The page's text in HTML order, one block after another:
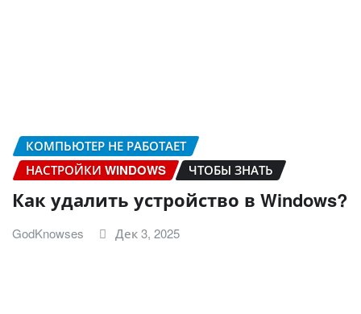
КОМПЬЮТЕР НЕ РАБОТАЕТ
НАСТРОЙКИ WINDOWS
ЧТОБЫ ЗНАТЬ
Как удалить устройство в Windows?
GodKnowses Дек 3, 2025